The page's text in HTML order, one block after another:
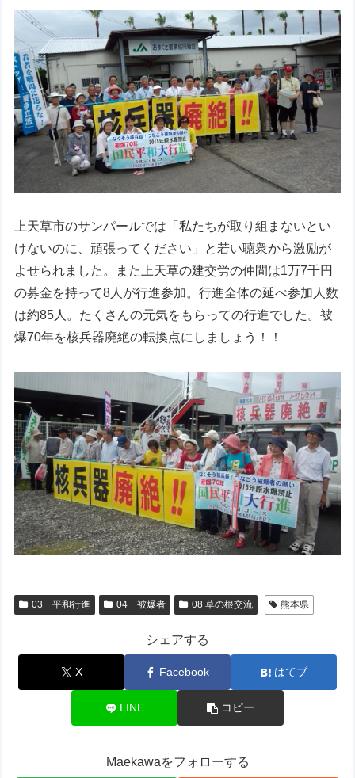
上天草市のサンパールでは「私たちが取り組まないとい
けないのに、頑張ってください」と若い聴衆から激励が
よせられました。また上天草の建交労の仲間は1万7千円
の募金を持って8人が行進参加。行進全体の延べ参加人数
は約85人。たくさんの元気をもらっての行進でした。被
爆70年を核兵器廃絶の転換点にしましょう！！
03 平和行進 04 被爆者 08 草の根交流 熊本県
シェアする
X Facebook はてブ
LINE コピー
Maekawaをフォローする